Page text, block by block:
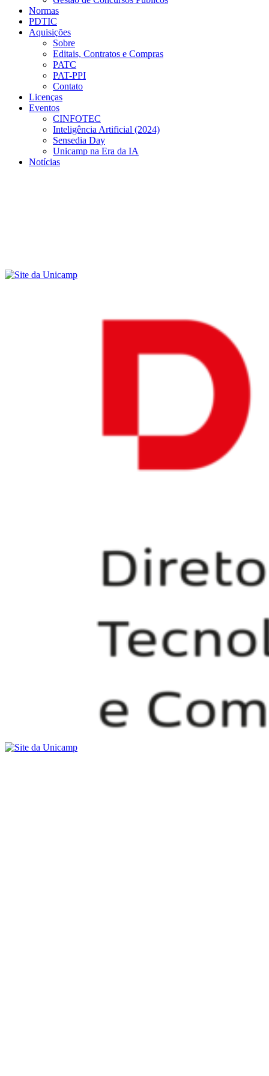
Normas
PDTIC
Aquisições
Sobre
Editais, Contratos e Compras
PATC
PAT-PPI
Contato
Licenças
Eventos
CINFOTEC
Inteligência Artificial (2024)
Sensedia Day
Unicamp na Era da IA
Notícias